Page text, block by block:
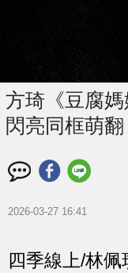
方琦《豆腐
閃亮同框萌翻
2026-03-27 16:41
四季線上/林佩